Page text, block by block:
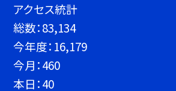
アクセス統計
総数：83,134
今年度： 16,179
今月：460
本日：40